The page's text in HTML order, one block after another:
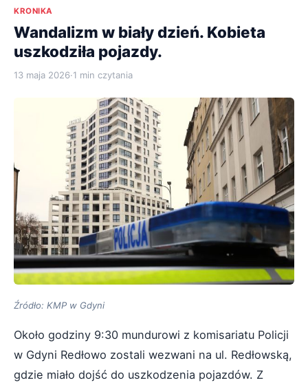
KRONIKA
Wandalizm w biały dzień. Kobieta
uszkodziła pojazdy.
13 maja 2026·1 min czytania
Źródło: KMP w Gdyni
Około godziny 9:30 mundurowi z komisariatu Policji
w Gdyni Redłowo zostali wezwani na ul. Redłowską,
gdzie miało dojść do uszkodzenia pojazdów. Z